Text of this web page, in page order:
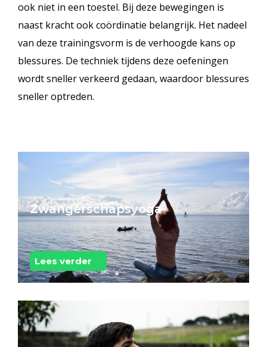
ook niet in een toestel. Bij deze bewegingen is
naast kracht ook coördinatie belangrijk. Het nadeel
van deze trainingsvorm is de verhoogde kans op
blessures. De techniek tijdens deze oefeningen
wordt sneller verkeerd gedaan, waardoor blessures
sneller optreden.
Zwangerschapsyoga
Lees verder